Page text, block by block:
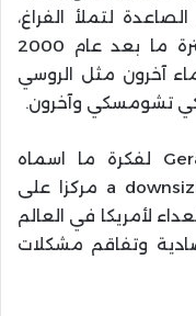
لتملأ الفراغ،
والتي تتمثل في الصين محددا فترة ما بعد عام 2000
آخرون مثل الروسي
وفي عام 1993 روج Gerald Celente لفكرة ما اسماه
“تحجيم أمريكا” “a downsizing of America l مركزا على
لأمريكا في العالم
وتفاقم مشكلات